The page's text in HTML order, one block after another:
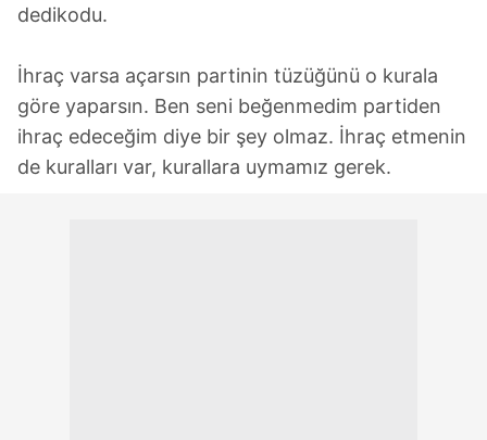
dedikodu.
İhraç varsa açarsın partinin tüzüğünü o kurala
göre yaparsın. Ben seni beğenmedim partiden
ihraç edeceğim diye bir şey olmaz. İhraç etmenin
de kuralları var, kurallara uymamız gerek.